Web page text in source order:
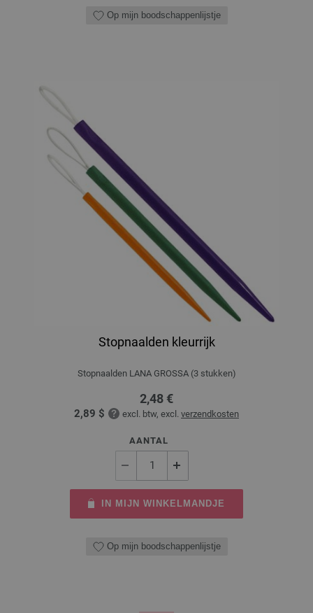
Op mijn boodschappenlijstje
Stopnaalden kleurrijk
Stopnaalden LANA GROSSA (3 stukken)
2,48 €
2,89 $ excl. btw, excl. verzendkosten
AANTAL
IN MIJN WINKELMANDJE
Op mijn boodschappenlijstje